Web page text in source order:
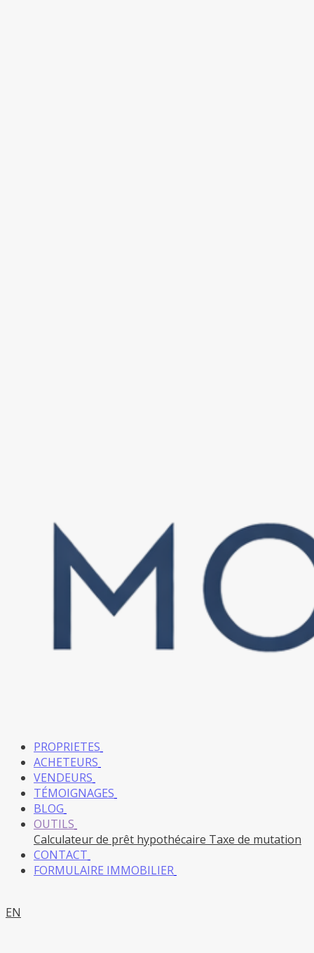
PROPRIETES
ACHETEURS
VENDEURS
TÉMOIGNAGES
BLOG
OUTILS
Calculateur de prêt hypothécaire Taxe de mutation
CONTACT
FORMULAIRE IMMOBILIER
EN